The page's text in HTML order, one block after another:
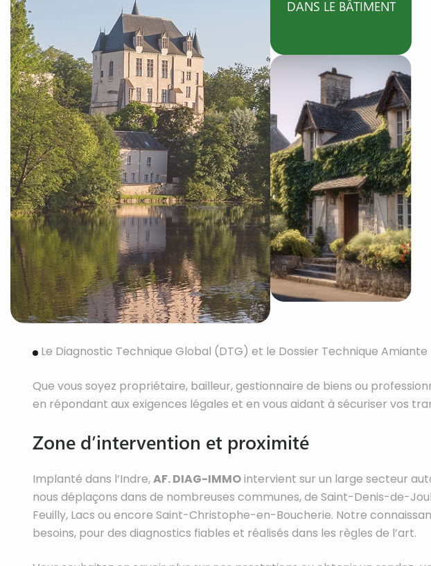
DANS LE BÂTIMENT
Le Diagnostic Technique Global (DTG) et le Dossier Technique Amiante
Que vous soyez propriétaire, bailleur, gestionnaire de biens ou
en répondant aux exigences légales et en vous aidant à sécuriser vos
Zone d’intervention et proximité
Implanté dans l’Indre,AF. DIAG-IMMOintervient sur un large secteur
nous déplaçons dans de nombreuses communes, de Saint-Denis-de-
Feuilly, Lacs ou encore Saint-Christophe-en-Boucherie. Notre
besoins, pour des diagnostics fiables et réalisés dans les règles de l’art.